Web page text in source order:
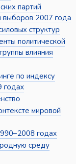
партий
выборов 2007 года
структур
политической
влияния
по индексу
годах
мировой
годах
среду